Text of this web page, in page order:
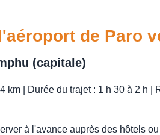
de Paro
(capitale)
km | Durée du trajet : 1 h 30 à 2 h
à l'avance auprès des hôtels